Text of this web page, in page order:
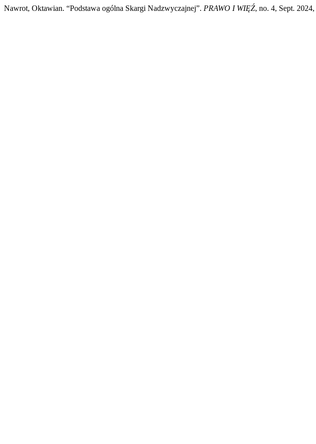
Nawrot, Oktawian. “Podstawa ogólna Skargi Nadzwyczajnej”. PRAWO I WIĘŹ, no. 4, Sept. 2024,